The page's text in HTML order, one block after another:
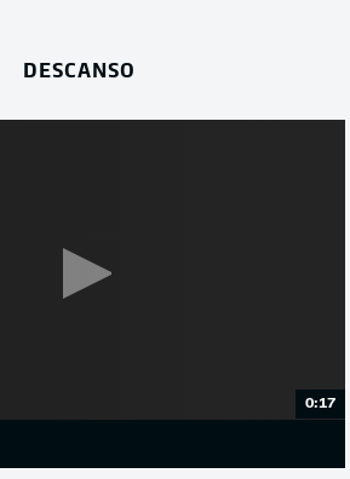
DESCANSO
0:17